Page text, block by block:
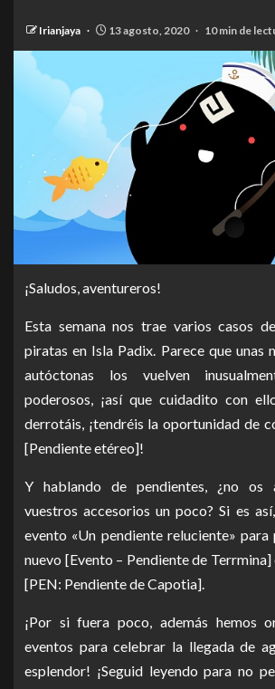
Irianjaya 13 agosto, 2020 10 min de
¡Saludos, aventureros!
Esta semana nos trae varios casos
piratas en Isla Padix. Parece que unas
autóctonas los vuelven
poderosos, ¡así que cuidadito con
derrotáis, ¡tendréis la oportunidad de
[Pendiente etéreo]!
Y hablando de pendientes, ¿no os
vuestros accesorios un poco? Si es
evento «Un pendiente reluciente»
nuevo [Evento – Pendiente de
[PEN: Pendiente de Capotia].
¡Por si fuera poco, además hemos
eventos para celebrar la llegada de
esplendor! ¡Seguid leyendo para no